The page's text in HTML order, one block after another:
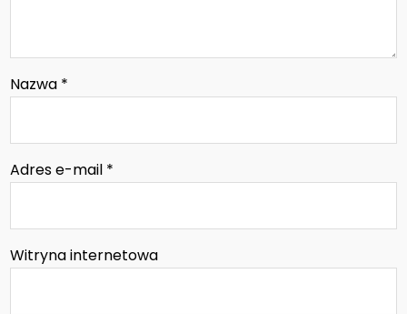
Nazwa *
Adres e-mail *
Witryna internetowa